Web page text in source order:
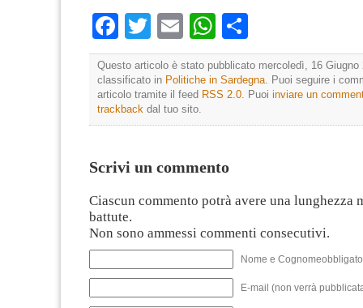
Facebook
TwitterEmailWhatsApp
Questo articolo è stato pubblicato mercoledì, 16 Giugno
classificato in Politiche in Sardegna . Puoi seguire i
articolo tramite il feed RSS 2.0 . Puoi inviare un
trackback dal tuo sito.
Scrivi un commento
Ciascun commento potrà avere una lunghezza
battute.
Non sono ammessi commenti consecutivi.
Nome e
E-mail (non verrà